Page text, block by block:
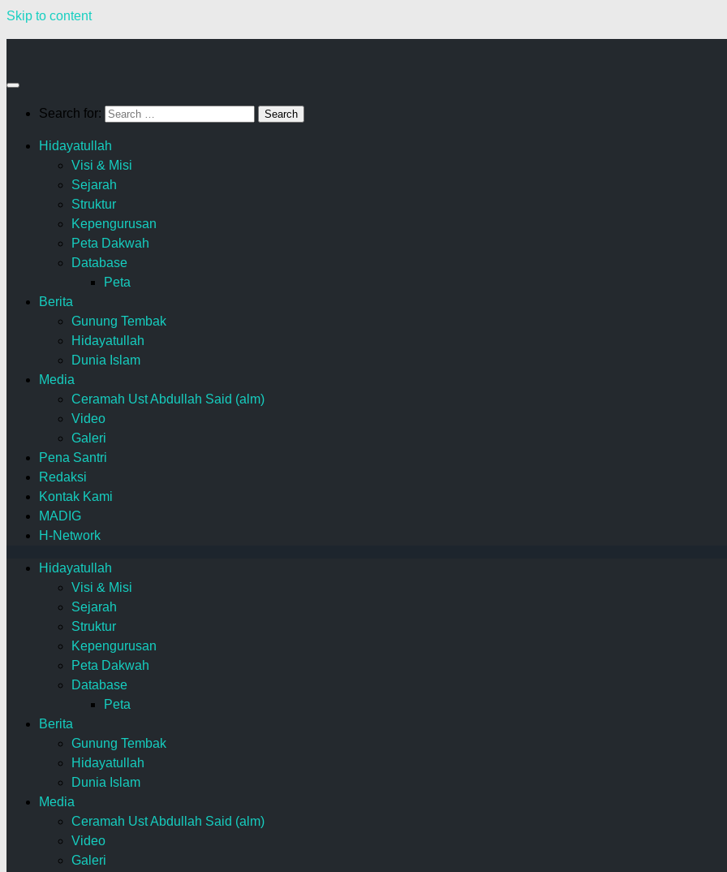
Skip to content
Search for:
Hidayatullah
Visi & Misi
Sejarah
Struktur
Kepengurusan
Peta Dakwah
Database
Peta
Berita
Gunung Tembak
Hidayatullah
Dunia Islam
Media
Ceramah Ust Abdullah Said (alm)
Video
Galeri
Pena Santri
Redaksi
Kontak Kami
MADIG
H-Network
Hidayatullah
Visi & Misi
Sejarah
Struktur
Kepengurusan
Peta Dakwah
Database
Peta
Berita
Gunung Tembak
Hidayatullah
Dunia Islam
Media
Ceramah Ust Abdullah Said (alm)
Video
Galeri